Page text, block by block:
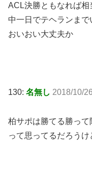
ACL決勝ともなれば
中一日でテヘランまで
おいおい大丈夫か
130: 名無し 2018/10/
柏サポは勝てる勝って
って思ってるだろう